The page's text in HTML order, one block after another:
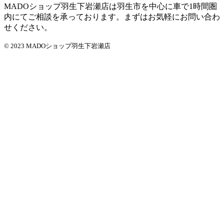
MADOショップ羽生下岩瀬店は羽生市を中心に車で1時間圏
内にてご相談を承っております。まずはお気軽にお問い合わ
せください。
© 2023 MADOショップ羽生下岩瀬店